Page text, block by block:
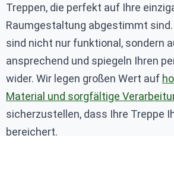
Treppen, die perfekt auf Ihre
Raumgestaltung abgestimmt
sind nicht nur funktional, sondern
ansprechend und spiegeln Ihren
wider. Wir legen großen Wert auf
Material und sorgfältige
sicherzustellen, dass Ihre Treppe
bereichert.